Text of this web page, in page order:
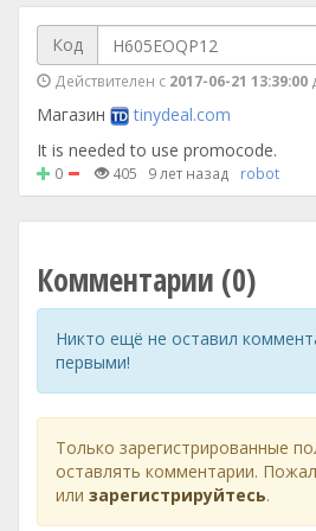
Код
Действителен с 2017-06-21 13:39:00
Магазин
tinydeal.com
It is needed to use promocode.
0 405 9 лет назад robot
Комментарии (0)
Никто ещё не оставил
первыми!
Только зарегистрированные
оставлять комментарии.
или зарегистрируйтесь.